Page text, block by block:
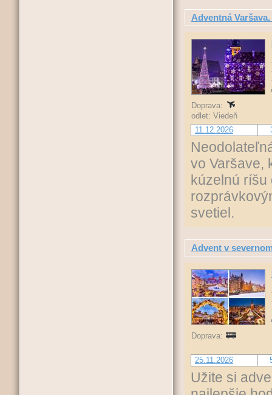
Adventná
Doprava:
odlet: Viedeň
11.12.2026
vo Varšave,
kúzelnú ríšu
svetiel.
Advent v
Doprava:
25.11.2026
Užite si